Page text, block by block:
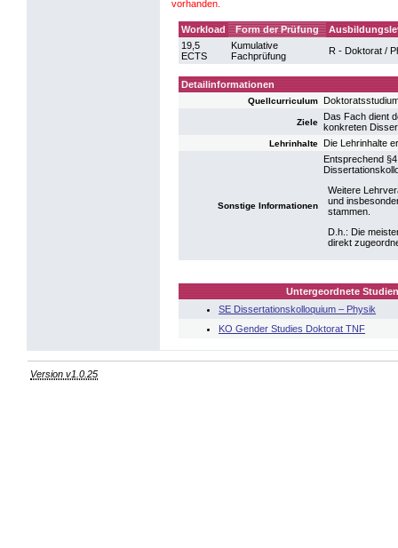
vorhanden.
Workload Form der Prüfung
19,5
ECTS
Kumulative
Fachprüfung
R - Doktorat /
Detailinformationen
Quellcurriculum
Ziele
Das Fach dient
konkreten
Lehrinhalte Die Lehrinhalte
Sonstige Informationen
Entsprechend
Weitere
und
stammen.
D.h.: Die
direkt
Untergeordnete
SE Dissertationskolloquium – Physik
KO Gender Studies Doktorat TNF
Version v1.0.25